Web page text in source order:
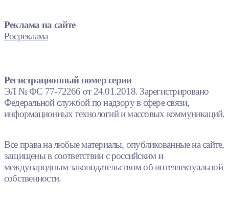
Реклама на сайте
Росреклама
Регистрационный номер серии
ЭЛ № ФС 77-72266 от 24.01.2018. Зарегистрировано
Федеральной службой по надзору в сфере связи,
информационных технологий и массовых коммуникаций.
Все права на любые материалы, опубликованные на сайте,
защищены в соответствии с российским и
международным законодательством об интеллектуальной
собственности.